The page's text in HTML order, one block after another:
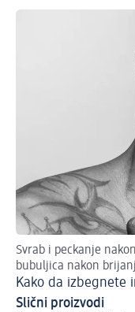
Svrab i peckanje
bubuljica nakon
Kako da izbegnete
Slični proizvodi